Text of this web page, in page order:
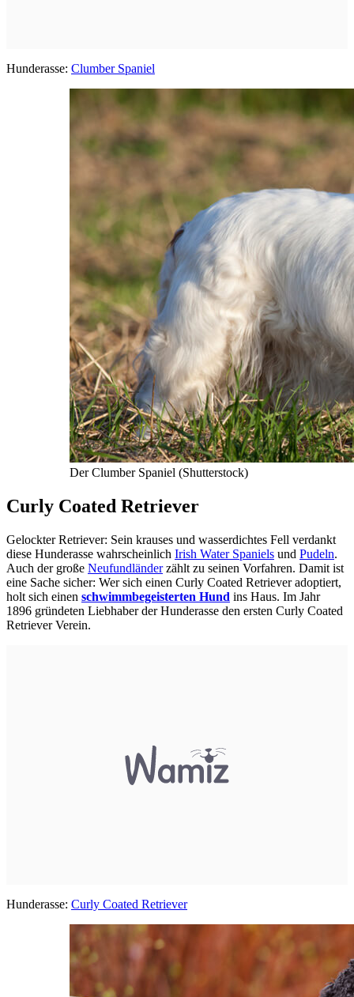
Hunderasse: Clumber Spaniel
Der Clumber Spaniel (Shutterstock)
Curly Coated Retriever
Gelockter Retriever: Sein krauses und wasserdichtes Fell verdankt
diese Hunderasse wahrscheinlich Irish Water Spaniels und Pudeln.
Auch der große Neufundländerzählt zu seinen Vorfahren. Damit ist
eine Sache sicher: Wer sich einen Curly Coated Retriever adoptiert,
holt sich einen schwimmbegeisterten Hund ins Haus. Im Jahr
1896 gründeten Liebhaber der Hunderasse den ersten Curly Coated
Retriever Verein.
Hunderasse: Curly Coated Retriever